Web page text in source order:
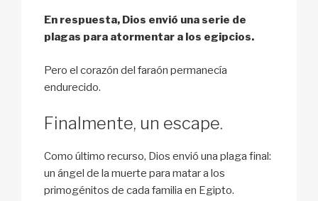
En respuesta, Dios envió una serie de
plagas para atormentar a los egipcios.
Pero el corazón del faraón permanecía
endurecido.
Finalmente, un escape.
Como último recurso, Dios envió una plaga final:
un ángel de la muerte para matar a los
primogénitos de cada familia en Egipto.